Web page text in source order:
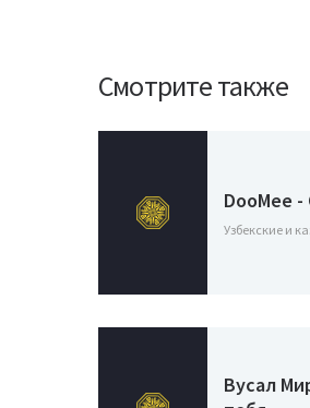
Смотрите также
DooMee
Узбекские и
Вусал